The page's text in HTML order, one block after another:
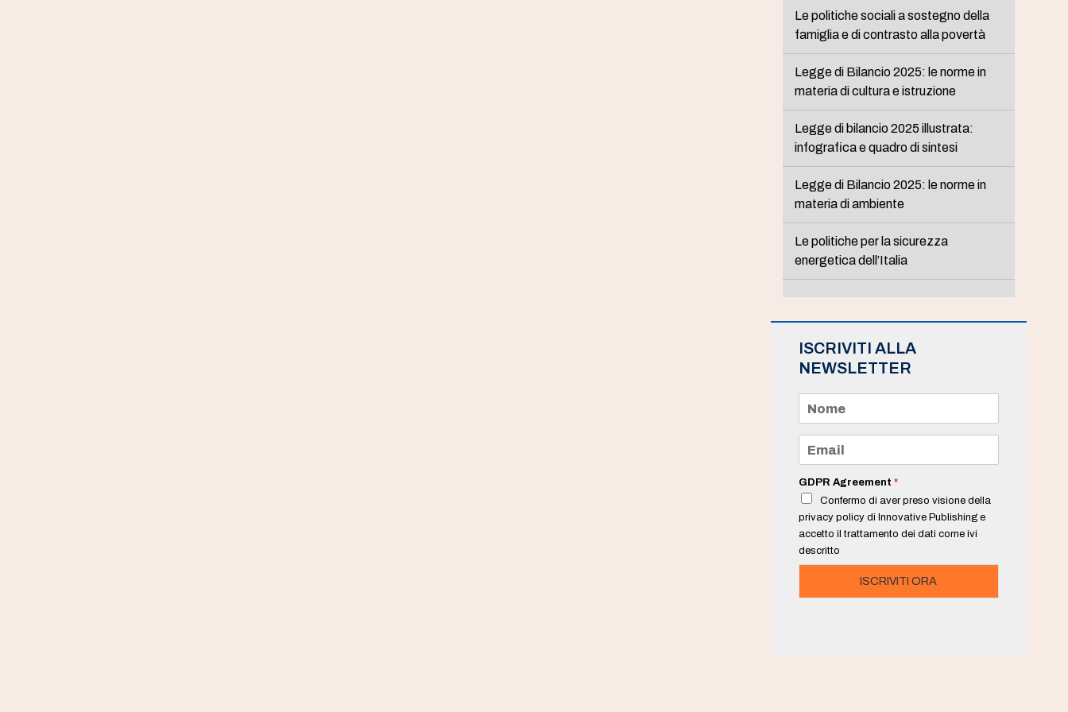
Le politiche sociali a sostegno della
famiglia e di contrasto alla povertà
Legge di Bilancio 2025: le norme in
materia di cultura e istruzione
Legge di bilancio 2025 illustrata:
infografica e quadro di sintesi
Legge di Bilancio 2025: le norme in
materia di ambiente
Le politiche per la sicurezza
energetica dell’Italia
ISCRIVITI ALLA
NEWSLETTER
m
e
a
i
*
GDPR Agreement *
Confermo di aver preso visione della
privacy policy di Innovative Publishing e
accetto il trattamento dei dati come ivi
descritto
ISCRIVITI ORA